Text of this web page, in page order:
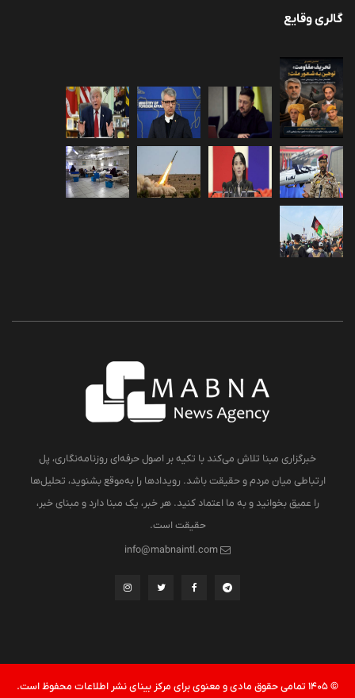
گالری وقایع
خبرگزاری مبنا تلاش می‌کند با تکیه بر اصول حرفه‌ای روزنامه‌نگاری، پل
ارتباطی میان مردم و حقیقت باشد. رویدادها را به‌موقع بشنوید، تحلیل‌ها
را عمیق بخوانید و به ما اعتماد کنید. هر خبر، یک مبنا دارد و مبنای خبر،
حقیقت است.
info@mabnaintl.com
© 1405 تمامی حقوق مادی و معنوی برای مرکز بینای نشر اطلاعات محفوظ است.